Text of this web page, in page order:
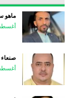
ماهو
أغسطس 9,
أغسطس 9,